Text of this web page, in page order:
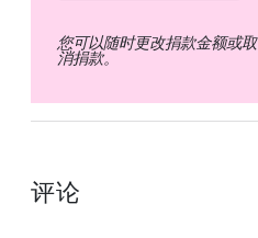
您可以随时更改捐款金额或取
消捐款。
评论